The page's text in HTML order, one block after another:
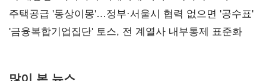
진실 밝혀야"
주택공급 '동상이몽'…정부·서울시 협력 없으면 '공수표'
'금융복합기업집단' 토스, 전 계열사 내부통제 표준화